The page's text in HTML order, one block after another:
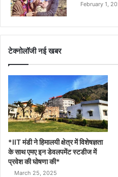
February 1,
टेक्नोलॉजी नई खबर
*IIT मंडी ने हिमालयी क्षेत्र में विशेषज्ञता
के साथ एमए इन डेवलपमेंट स्टडीज में
प्रवेश की घोषणा की*
March 25, 2025